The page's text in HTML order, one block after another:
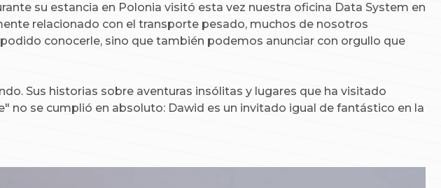
su estancia en Polonia visitó esta vez nuestra oficina Data System en
relacionado con el transporte pesado, muchos de nosotros
conocerle, sino que también podemos anunciar con orgullo que
Sus historias sobre aventuras insólitas y lugares que ha visitado
no se cumplió en absoluto: Dawid es un invitado igual de fantástico en la